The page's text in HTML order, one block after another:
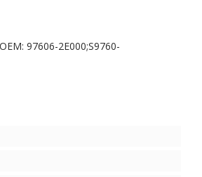
97606-2E000;S9760-